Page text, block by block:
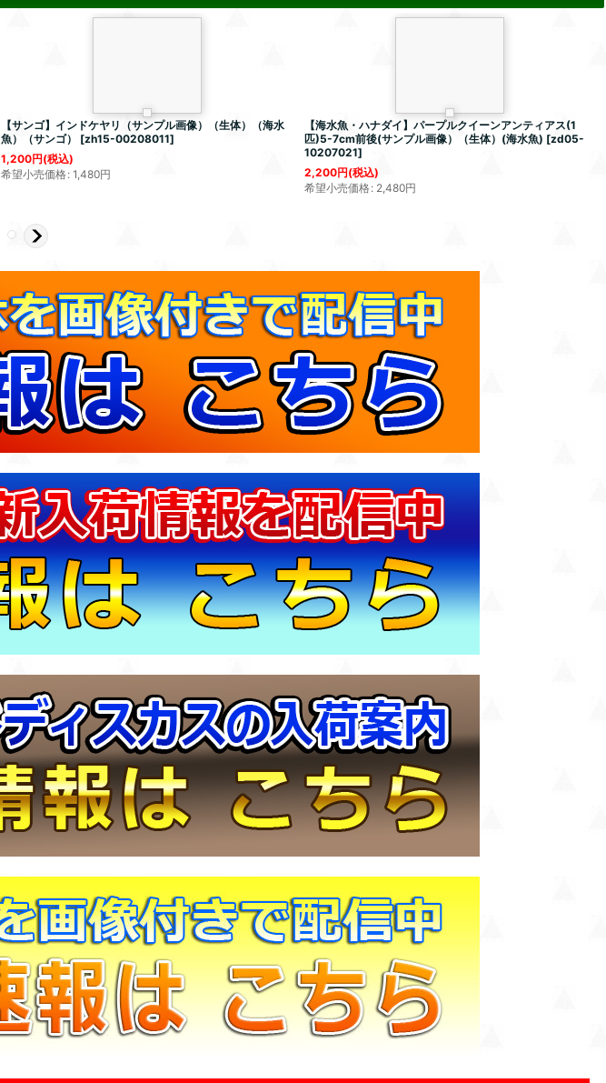
【サンゴ】インドケヤリ（サンプル画像）（生体）（海水
魚）（サンゴ）
[zh15-00208011]
1,200円(税込)
希望小売価格: 1,480円
【海水魚・ハナダイ】パープルクイーンアンティアス(1
匹)5-7cm前後(サンプル画像）（生体）(海水魚) [zd05-
10207021]
2,200円(税込)
希望小売価格: 2,480円